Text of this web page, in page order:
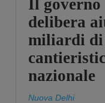
Il
delibera
miliardi
nazionale
Nuova Delhi